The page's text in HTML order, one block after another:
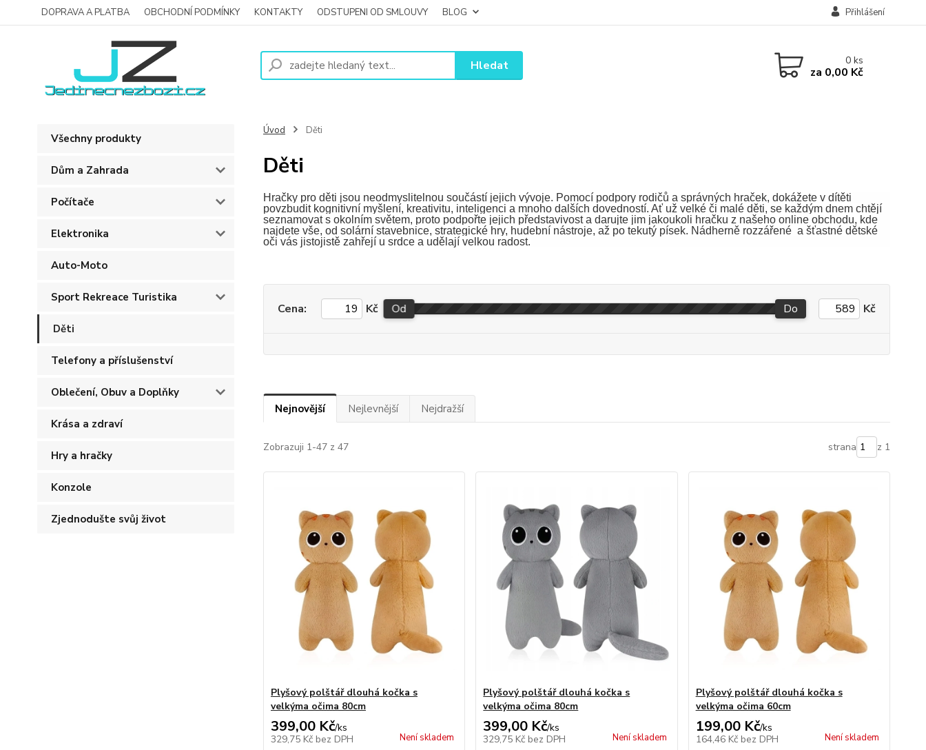
DOPRAVA A PLATBA OBCHODNÍ PODMÍNKY KONTAKTY ODSTUPENI OD SMLOUVY BLOG Přihlášení
Hledat 0ks
za 0,00 Kč
Všechny produkty
Dům a Zahrada
Počítače
Elektronika
Auto-Moto
Sport Rekreace Turistika
Děti
Telefony a příslušenství
Oblečení, Obuv a Doplňky
Krása a zdraví
Hry a hračky
Konzole
Zjednodušte svůj život
Úvod Děti
Děti
Hračky pro děti jsou neodmyslitelnou součástí jejich vývoje. Pomocí podpory rodičů a správných hraček, dokážete v dítěti
povzbudit kognitivní myšlení, kreativitu, inteligenci a mnoho dalších dovedností. Ať už velké či malé děti, se každým dnem chtějí
seznamovat s okolním světem, proto podpořte jejich představivost a darujte jim jakoukoli hračku z našeho online obchodu, kde
najdete vše, od solární stavebnice, strategické hry, hudební nástroje, až po tekutý písek. Nádherně rozzářené a šťastné dětské
oči vás jistojistě zahřejí u srdce a udělají velkou radost.
Cena: Kč Od Do Kč
Nejnovější Nejlevnější Nejdražší
Zobrazuji 1-47 z 47 strana z 1
Plyšový polštář dlouhá kočka s
velkýma očima 80cm
399,00 Kč/ks
329,75 Kč bez DPH Není skladem
Plyšový polštář dlouhá kočka s
velkýma očima 80cm
399,00 Kč/ks
329,75 Kč bez DPH Není skladem
Plyšový polštář dlouhá kočka s
velkýma očima 60cm
199,00 Kč/ks
164,46 Kč bez DPH Není skladem